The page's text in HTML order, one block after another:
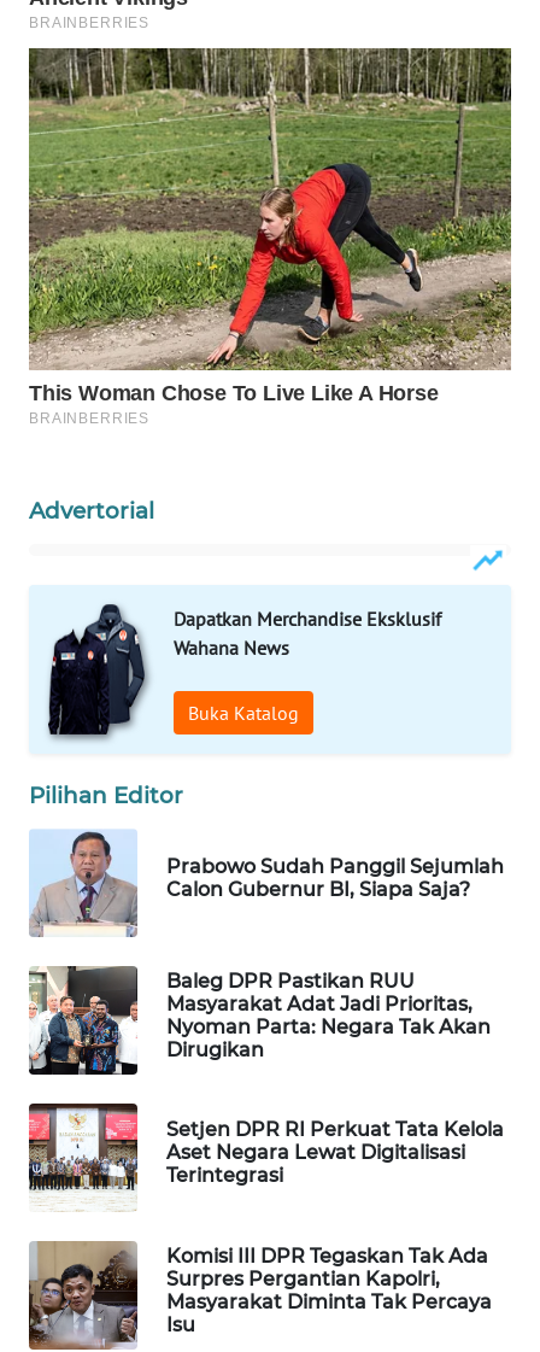
Advertorial
Dapatkan Merchandise Eksklusif
Wahana News
Buka Katalog
Pilihan Editor
Prabowo Sudah Panggil Sejumlah
Calon Gubernur BI, Siapa Saja?
Baleg DPR Pastikan RUU
Masyarakat Adat Jadi Prioritas,
Nyoman Parta: Negara Tak Akan
Dirugikan
Setjen DPR RI Perkuat Tata Kelola
Aset Negara Lewat Digitalisasi
Terintegrasi
Komisi III DPR Tegaskan Tak Ada
Surpres Pergantian Kapolri,
Masyarakat Diminta Tak Percaya
Isu
ADVOKAT
WAHANA
INFRASTRUKTUR
WAHANA
KONSUMEN
WAHANA
LISTRIK
WAHANA
TRAVEL
TV
ID
WAHANANEWS
CO ID
WAHANANEWS
WAHANA
SPORT
WAHANA
WAHANA
SELEB
WAHANA
PERSONA
WAHANA
WAHANA
HEALTH